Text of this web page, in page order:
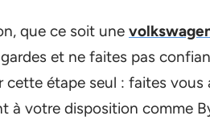
que ce soit une
et ne faites pas
étape seul : faites vous
à votre disposition comme